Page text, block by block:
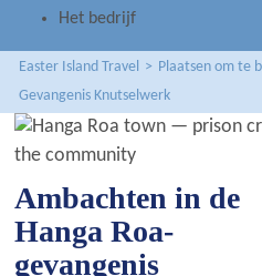
Het bedrijf
Easter Island Travel > Plaatsen om te
Gevangenis Knutselwerk
Ambachten in de
Hanga Roa-
gevangenis